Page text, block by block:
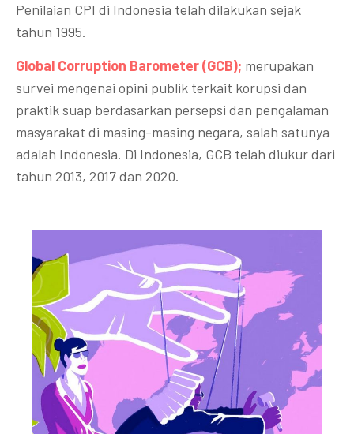
Penilaian CPI di Indonesia telah dilakukan sejak
tahun 1995.
Global Corruption Barometer (GCB); merupakan
survei mengenai opini publik terkait korupsi dan
praktik suap berdasarkan persepsi dan pengalaman
masyarakat di masing-masing negara, salah satunya
adalah Indonesia. Di Indonesia, GCB telah diukur dari
tahun 2013, 2017 dan 2020.